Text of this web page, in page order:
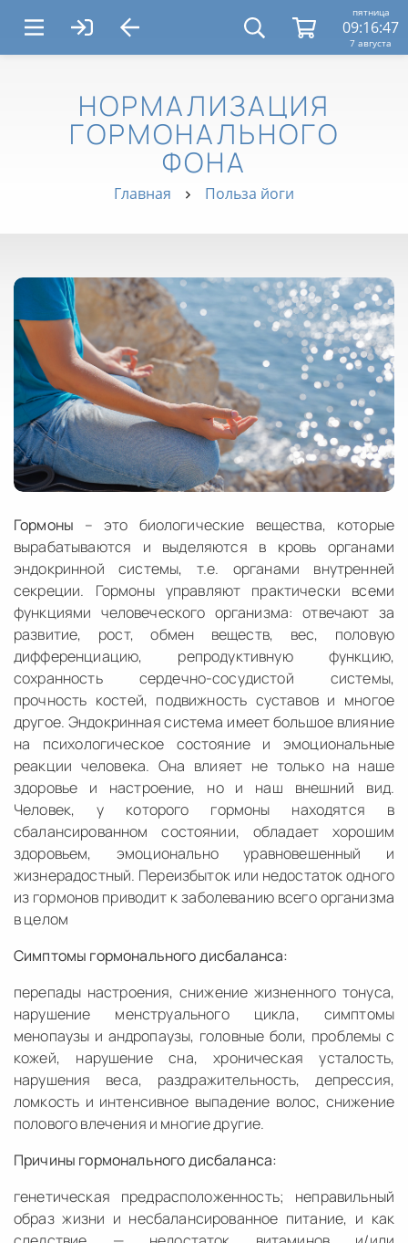
пятница
09:16:47
7 августа
НОРМАЛИЗАЦИЯ
ГОРМОНАЛЬНОГО
ФОНА
Главная Польза йоги
Гормоны – это биологические вещества, которые
вырабатываются и выделяются в кровь органами
эндокринной системы, т.е. органами внутренней
секреции. Гормоны управляют практически всеми
функциями человеческого организма: отвечают за
развитие, рост, обмен веществ, вес, половую
дифференциацию, репродуктивную функцию,
сохранность сердечно-сосудистой системы,
прочность костей, подвижность суставов и многое
другое. Эндокринная система имеет большое влияние
на психологическое состояние и эмоциональные
реакции человека. Она влияет не только на наше
здоровье и настроение, но и наш внешний вид.
Человек, у которого гормоны находятся в
сбалансированном состоянии, обладает хорошим
здоровьем, эмоционально уравновешенный и
жизнерадостный. Переизбыток или недостаток одного
из гормонов приводит к заболеванию всего организма
в целом
Симптомы гормонального дисбаланса:
перепады настроения, снижение жизненного тонуса,
нарушение менструального цикла, симптомы
менопаузы и андропаузы, головные боли, проблемы с
кожей, нарушение сна, хроническая усталость,
нарушения веса, раздражительность, депрессия,
ломкость и интенсивное выпадение волос, снижение
полового влечения и многие другие.
Причины гормонального дисбаланса:
генетическая предрасположенность; неправильный
образ жизни и несбалансированное питание, и как